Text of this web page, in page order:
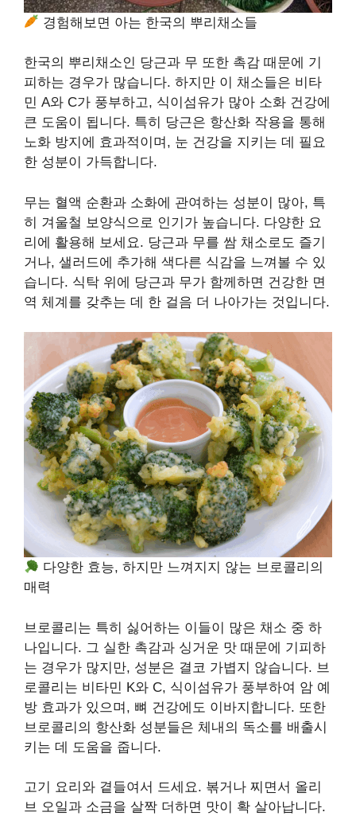
경험해보면 아는 한국의 뿌리채소들
한국의 뿌리채소인 당근과 무 또한 촉감 때문에 기
피하는 경우가 많습니다. 하지만 이 채소들은 비타
민 A와 C가 풍부하고, 식이섬유가 많아 소화 건강에
큰 도움이 됩니다. 특히 당근은 항산화 작용을 통해
노화 방지에 효과적이며, 눈 건강을 지키는 데 필요
한 성분이 가득합니다.
무는 혈액 순환과 소화에 관여하는 성분이 많아, 특
히 겨울철 보양식으로 인기가 높습니다. 다양한 요
리에 활용해 보세요. 당근과 무를 쌈 채소로도 즐기
거나, 샐러드에 추가해 색다른 식감을 느껴볼 수 있
습니다. 식탁 위에 당근과 무가 함께하면 건강한 면
역 체계를 갖추는 데 한 걸음 더 나아가는 것입니다.
다양한 효능, 하지만 느껴지지 않는 브로콜리의
매력
브로콜리는 특히 싫어하는 이들이 많은 채소 중 하
나입니다. 그 실한 촉감과 싱거운 맛 때문에 기피하
는 경우가 많지만, 성분은 결코 가볍지 않습니다. 브
로콜리는 비타민 K와 C, 식이섬유가 풍부하여 암 예
방 효과가 있으며, 뼈 건강에도 이바지합니다. 또한
브로콜리의 항산화 성분들은 체내의 독소를 배출시
키는 데 도움을 줍니다.
고기 요리와 곁들여서 드세요. 볶거나 찌면서 올리
브 오일과 소금을 살짝 더하면 맛이 확 살아납니다.